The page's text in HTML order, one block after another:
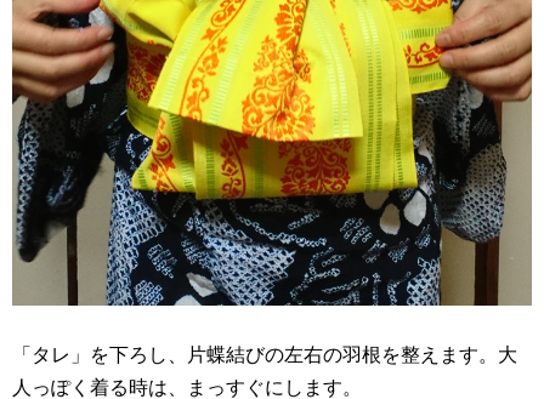
「タレ」を下ろし、片蝶結びの左右の羽根を整えます。大
人っぽく着る時は、まっすぐにします。